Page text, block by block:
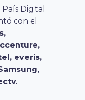
Digital
con el
everis,